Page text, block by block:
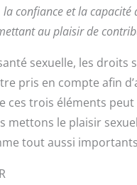
confiance et la
au plaisir de
sexuelle, les droits
pris en compte afin
ces trois éléments
mettons le plaisir
tout aussi